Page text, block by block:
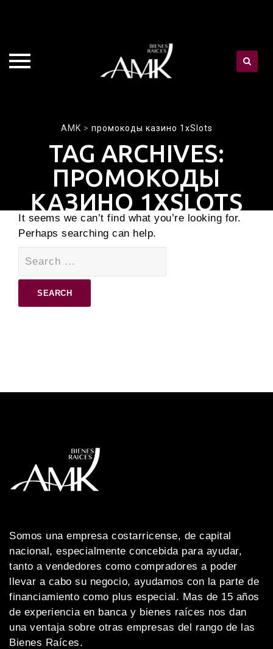
AMK > промокоды казино 1xSlots
TAG ARCHIVES:
ПРОМОКОДЫ
КАЗИНО 1XSLOTS
It seems we can’t find what you’re looking for.
Perhaps searching can help.
Somos una empresa costarricense, de capital
nacional, especialmente concebida para ayudar,
tanto a vendedores como compradores a poder
llevar a cabo su negocio, ayudamos con la parte de
financiamiento como plus especial. Mas de 15 años
de experiencia en banca y bienes raíces nos dan
una ventaja sobre otras empresas del rango de las
Bienes Raíces.